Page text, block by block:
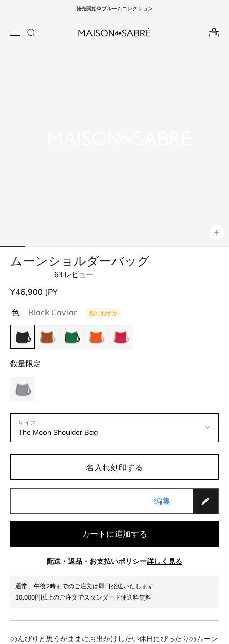
発売開始🌻ブルームコレクション
報にス
ムーンショルダーバッグ
5
つ
4.9
と
評
価
63レビュー
通
価
格
¥46,900 JPY
色
Black Caviar 残りわずか
数量限定
サイズ
名入れ刻印する
編集
カートに追加する
配送・返品・お支払いポリシー詳しく見る
通常、午後2時までのご注文は即日発送いたします
10,000円以上のご注文でスタンダード便送料無料
のんびりと思うがままにお出かけしたい休日にぴったりのムーン